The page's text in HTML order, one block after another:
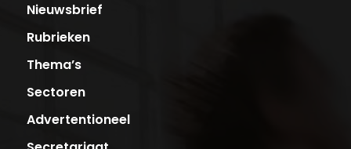
Nieuwsbrief
Rubrieken
Thema’s
Sectoren
Advertentioneel